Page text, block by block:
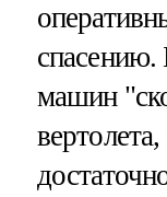
спасению.
машин